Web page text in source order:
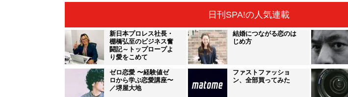
日刊SPA!の人気連載
新日本プロレス社長・
棚橋弘至のビジネス奮
闘記～トップロープよ
り愛をこめて
結婚につながる恋のは
じめ方
ゼロ恋愛 〜経験値ゼ
ロから学ぶ恋愛講座〜
／堺屋大地
ファストファッショ
ン、全部買ってみた